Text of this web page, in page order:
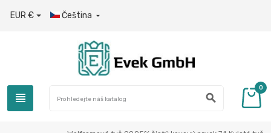
EUR € Čeština 
view_headline search
0